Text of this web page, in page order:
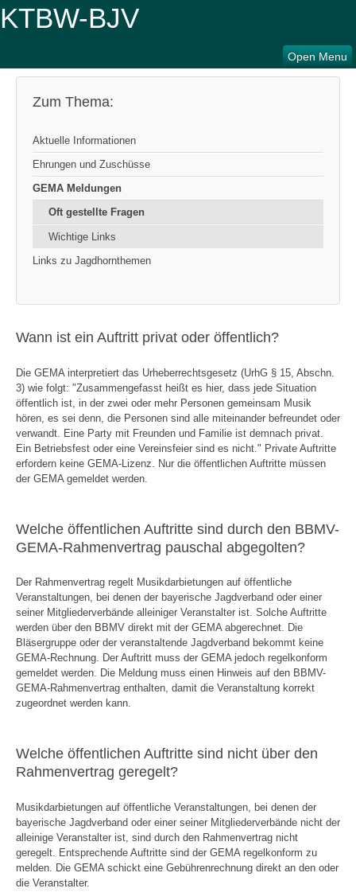
Open Menu
Zum Thema:
Aktuelle Informationen
Ehrungen und Zuschüsse
GEMA Meldungen
Oft gestellte Fragen
Wichtige Links
Links zu Jagdhornthemen
Wann ist ein Auftritt privat oder öffentlich?
Die GEMA interpretiert das Urheberrechtsgesetz (UrhG § 15, Abschn.
3) wie folgt: "Zusammengefasst heißt es hier, dass jede Situation
öffentlich ist, in der zwei oder mehr Personen gemeinsam Musik
hören, es sei denn, die Personen sind alle miteinander befreundet oder
verwandt. Eine Party mit Freunden und Familie ist demnach privat.
Ein Betriebsfest oder eine Vereinsfeier sind es nicht." Private Auftritte
erfordern keine GEMA-Lizenz. Nur die öffentlichen Auftritte müssen
der GEMA gemeldet werden.
Welche öffentlichen Auftritte sind durch den BBMV-
GEMA-Rahmenvertrag pauschal abgegolten?
Der Rahmenvertrag regelt Musikdarbietungen auf öffentliche
Veranstaltungen, bei denen der bayerische Jagdverband oder einer
seiner Mitgliederverbände alleiniger Veranstalter ist. Solche Auftritte
werden über den BBMV direkt mit der GEMA abgerechnet. Die
Bläsergruppe oder der veranstaltende Jagdverband bekommt keine
GEMA-Rechnung. Der Auftritt muss der GEMA jedoch regelkonform
gemeldet werden. Die Meldung muss einen Hinweis auf den BBMV-
GEMA-Rahmenvertrag enthalten, damit die Veranstaltung korrekt
zugeordnet werden kann.
Welche öffentlichen Auftritte sind nicht über den
Rahmenvertrag geregelt?
Musikdarbietungen auf öffentliche Veranstaltungen, bei denen der
bayerische Jagdverband oder einer seiner Mitgliederverbände nicht der
alleinige Veranstalter ist, sind durch den Rahmenvertrag nicht
geregelt. Entsprechende Auftritte sind der GEMA regelkonform zu
melden. Die GEMA schickt eine Gebührenrechnung direkt an den oder
die Veranstalter.